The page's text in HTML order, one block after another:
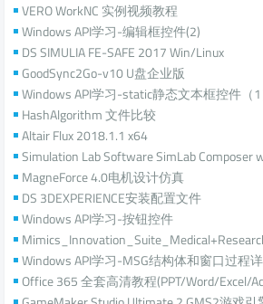
VERO WorkNC 实例视频教程
Windows API学习-编辑框控件(2)
DS SIMULIA FE-SAFE 2017 Win/Linux
GoodSync2Go-v10 U盘企业版
Windows API学习-static静态文本框控件（1
HashAlgorithm 文件比较
Altair Flux 2018.1.1 x64
Simulation Lab Software SimLab Composer
MagneForce 4.0电机设计仿真
DS 3DEXPERIENCE安装配置文件
Windows API学习-按钮控件
Mimics_Innovation_Suite_Medical+Research_20.0+3-matic
Windows API学习-MSG结构体和窗口过程
Office 365 全套高清教程(PPT/Word/Excel/